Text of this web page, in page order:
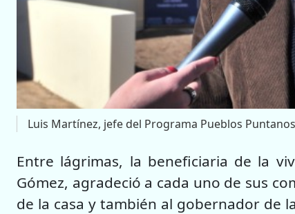
Luis Martínez, jefe del Programa Pueblos Puntanos
Entre lágrimas, la beneficiaria de la
Gómez, agradeció a cada uno de sus
de la casa y también al gobernador de